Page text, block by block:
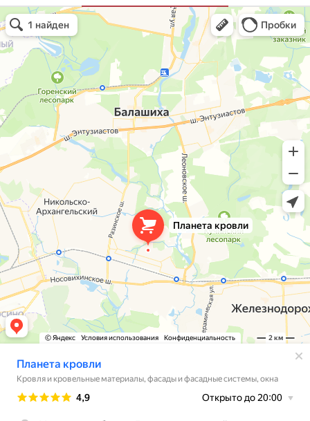
Планета кровли
Кровля и кровельные материалы в Балашихе
Окна в Балашихе